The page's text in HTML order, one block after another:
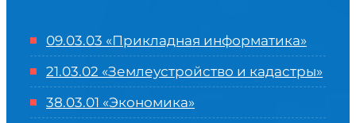
09.03.03 «Прикладная информатика»
21.03.02 «Землеустройство и кадастры»
38.03.01 «Экономика»